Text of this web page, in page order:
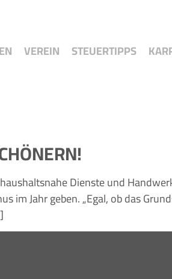
VEREIN STEUERTIPPS
Dienste und
im Jahr geben. „Egal, ob das